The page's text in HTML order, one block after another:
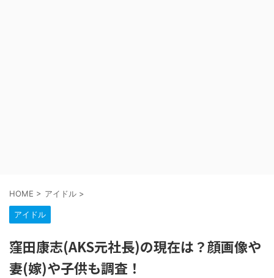
HOME > アイドル >
アイドル
窪田康志(AKS元社長)の現在は？顔画像や
妻(嫁)や子供も調査！